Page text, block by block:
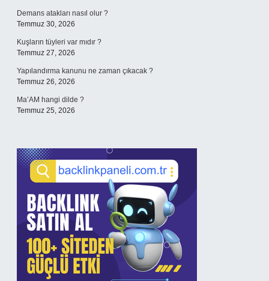
Demans atakları nasıl olur ?
Temmuz 30, 2026
Kuşların tüyleri var mıdır ?
Temmuz 27, 2026
Yapılandırma kanunu ne zaman çıkacak ?
Temmuz 26, 2026
Ma’AM hangi dilde ?
Temmuz 25, 2026